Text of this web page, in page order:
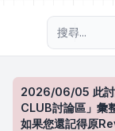
2026/06/05 此討
CLUB討論區」彙
如果您還記得原